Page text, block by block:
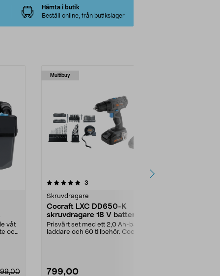
Hämta i butik
Beställ online, från butikslager
våt
och
Multibuy
3
Skruvdragare
Cocraft LXC DD650-K
skruvdragare 18 V batteri och
tillbehör
Prisvärt set med ett 2,0 Ah-batteri,
laddare och 60 tillbehör. Cocraft
799,00
4.5 av 5 stjärnor